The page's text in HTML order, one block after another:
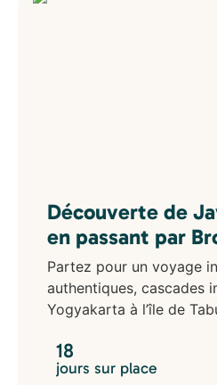
Découverte de
en passant par
Partez pour un voyage
authentiques, cascades
Yogyakarta à l’île de
18
jours sur place